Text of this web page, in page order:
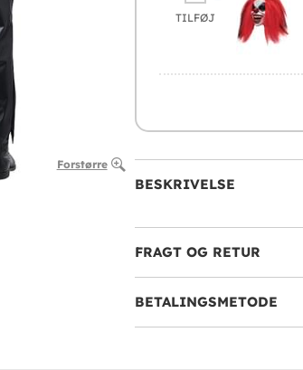
Forstørre
TILFØJ
BESKRIVELSE
FRAGT OG RETUR
BETALINGSMETODE